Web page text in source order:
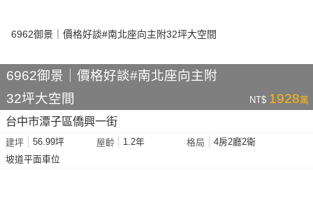
6962御景｜價格好談#南北座向主附
32坪大空間
NT$ 1928萬
台中市潭子區僑興一街
建坪 56.99坪 屋齡 1.2年 格局
4房2廳2衛
坡道平面車位